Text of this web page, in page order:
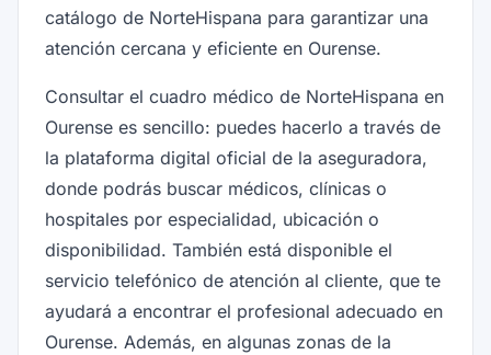
catálogo de NorteHispana para garantizar una
atención cercana y eficiente en Ourense.
Consultar el cuadro médico de NorteHispana en
Ourense es sencillo: puedes hacerlo a través de
la plataforma digital oficial de la aseguradora,
donde podrás buscar médicos, clínicas o
hospitales por especialidad, ubicación o
disponibilidad. También está disponible el
servicio telefónico de atención al cliente, que te
ayudará a encontrar el profesional adecuado en
Ourense. Además, en algunas zonas de la